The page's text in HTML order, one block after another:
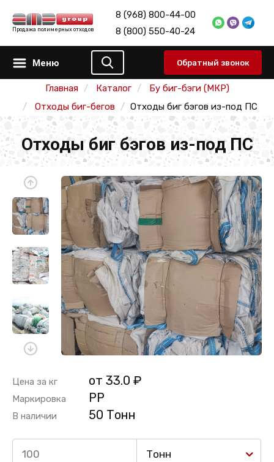
Продажа полимерных отходов
8 (968) 800-44-00
8 (800) 550-40-24
Меню Обратный звонок
Главная Каталог
Бу биг-бэги (МКР)
Отходы биг-бегов
Отходы биг бэгов из-под ПС
Отходы биг бэгов из-под ПС
Цена за кг от 33.0 ₽
Маркировка PP
В наличии 50 Тонн
Тонн